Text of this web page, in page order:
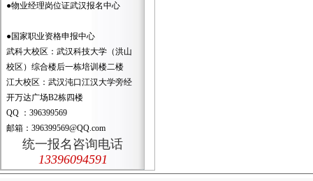
●物业经理岗位证武汉报名中心
●国家职业资格申报中心
武科大校区：武汉科技大学（洪山
校区）综合楼后一栋培训楼二楼
江大校区：武汉沌口江汉大学旁经
开万达广场B2栋四楼
QQ ：396399569
邮箱：396399569@QQ.com
统一报名咨询电话
13396094591